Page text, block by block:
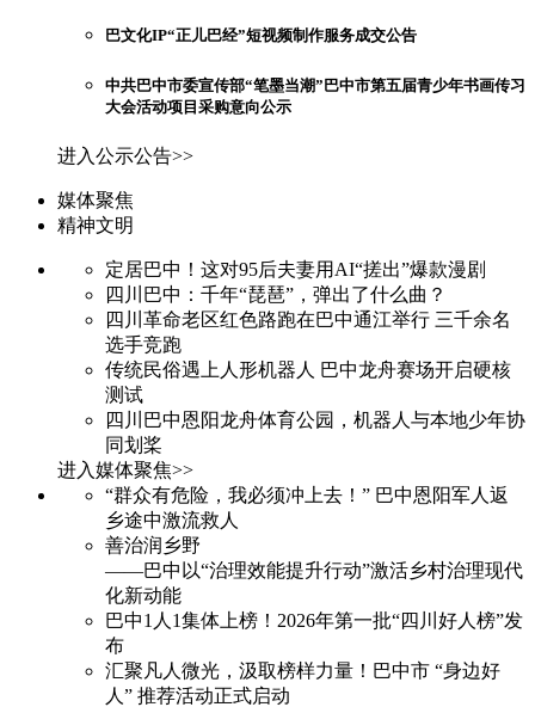
巴文化IP“正儿巴经”短视频制作服务成交公告
中共巴中市委宣传部“笔墨当潮”巴中市第五届青少年书画传习
大会活动项目采购意向公示
进入公示公告>>
媒体聚焦
精神文明
定居巴中！这对95后夫妻用AI“搓出”爆款漫剧
四川巴中：千年“琵琶”，弹出了什么曲？
四川革命老区红色路跑在巴中通江举行 三千余名
选手竞跑
传统民俗遇上人形机器人 巴中龙舟赛场开启硬核
测试
四川巴中恩阳龙舟体育公园，机器人与本地少年协
同划桨
进入媒体聚焦>>
“群众有危险，我必须冲上去！” 巴中恩阳军人返
乡途中激流救人
善治润乡野
——巴中以“治理效能提升行动”激活乡村治理现代
化新动能
巴中1人1集体上榜！2026年第一批“四川好人榜”发
布
汇聚凡人微光，汲取榜样力量！巴中市 “身边好
人” 推荐活动正式启动